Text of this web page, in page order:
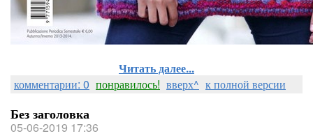
Читать далее...
комментарии: 0 понравилось! вверх^ к полной версии
Без заголовка
05-06-2019 17:36